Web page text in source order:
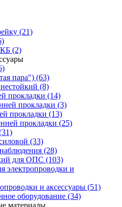
(21)
(2)
пара") (63)
(8)
прокладки (14)
прокладки (3)
прокладки (13)
прокладки (25)
(33)
(28)
для ОПС (103)
электропроводки и
и аксессуары (51)
оборудование (34)
материалы